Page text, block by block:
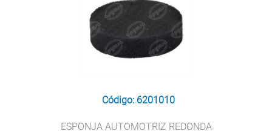
Código: 6201010
ESPONJA AUTOMOTRIZ REDONDA